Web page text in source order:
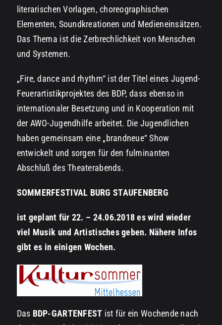
literarischen Vorlagen, choreographischen
Elementen, Soundkreationen und Medieneinsätzen.
Das Thema ist die Zerbrechlichkeit von Menschen
und Systemen.
„Fire, dance and rhythm“ ist der Titel eines Jugend-
Feuerartistikprojektes des BDP, dass ebenso in
internationaler Besetzung und in Kooperation mit
der AWO-Jugendhilfe arbeitet. Die Jugendlichen
haben gemeinsam eine „brandneue“ Show
entwickelt und sorgen für den fulminanten
Abschluß des Theaterabends.
SOMMERFESTIVAL BURG STAUFENBERG
ist geplant für 22. – 24.06.2018 es wird wieder
viel Musik und Artistisches geben. Nähere Infos
gibt es in einigen Wochen.
Das BDP-GARTENFEST ist für ein Wochende nach